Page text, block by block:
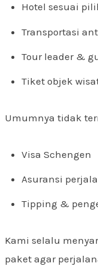
Hotel sesuai
Transportasi
Tour leader &
Tiket objek
Umumnya tidak
Visa Schengen
Asuransi
Tipping &
Kami selalu
paket agar